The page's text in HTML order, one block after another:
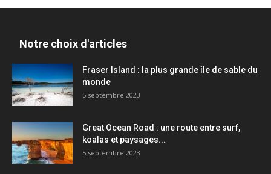
Notre choix d'articles
Fraser Island : la plus grande île de sable du
monde
5 septembre 2023
Great Ocean Road : une route entre surf,
koalas et paysages...
5 septembre 2023